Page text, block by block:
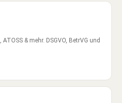
& mehr. DSGVO, BetrVG und